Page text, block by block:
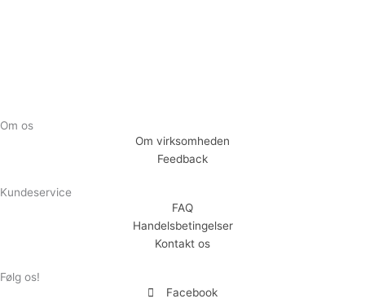
Om os
Om virksomheden
Feedback
Kundeservice
FAQ
Handelsbetingelser
Kontakt os
Følg os!
Facebook